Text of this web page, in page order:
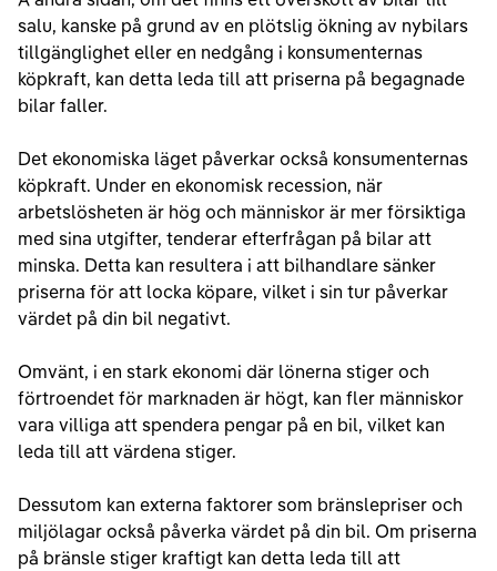
salu, kanske på grund av en plötslig ökning av nybilars
tillgänglighet eller en nedgång i konsumenternas
köpkraft, kan detta leda till att priserna på begagnade
bilar faller.
Det ekonomiska läget påverkar också konsumenternas
köpkraft. Under en ekonomisk recession, när
arbetslösheten är hög och människor är mer försiktiga
med sina utgifter, tenderar efterfrågan på bilar att
minska. Detta kan resultera i att bilhandlare sänker
priserna för att locka köpare, vilket i sin tur påverkar
värdet på din bil negativt.
Omvänt, i en stark ekonomi där lönerna stiger och
förtroendet för marknaden är högt, kan fler människor
vara villiga att spendera pengar på en bil, vilket kan
leda till att värdena stiger.
Dessutom kan externa faktorer som bränslepriser och
miljölagar också påverka värdet på din bil. Om priserna
på bränsle stiger kraftigt kan detta leda till att